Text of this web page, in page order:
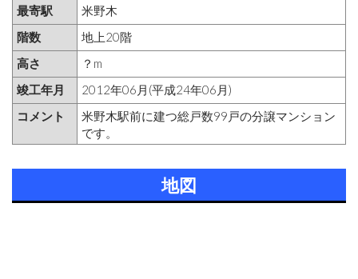
最寄駅
米野木
階数
地上20階
高さ
？m
竣工年月
2012年06月(平成24年06月)
コメント
米野木駅前に建つ総戸数99戸の分譲マンション
です。
地図